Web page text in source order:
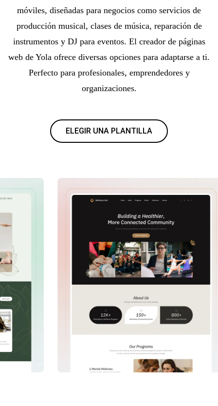
móviles, diseñadas para negocios como servicios de
producción musical, clases de música, reparación de
instrumentos y DJ para eventos. El creador de páginas
web de Yola ofrece diversas opciones para adaptarse a ti.
Perfecto para profesionales, emprendedores y
organizaciones.
ELEGIR UNA PLANTILLA